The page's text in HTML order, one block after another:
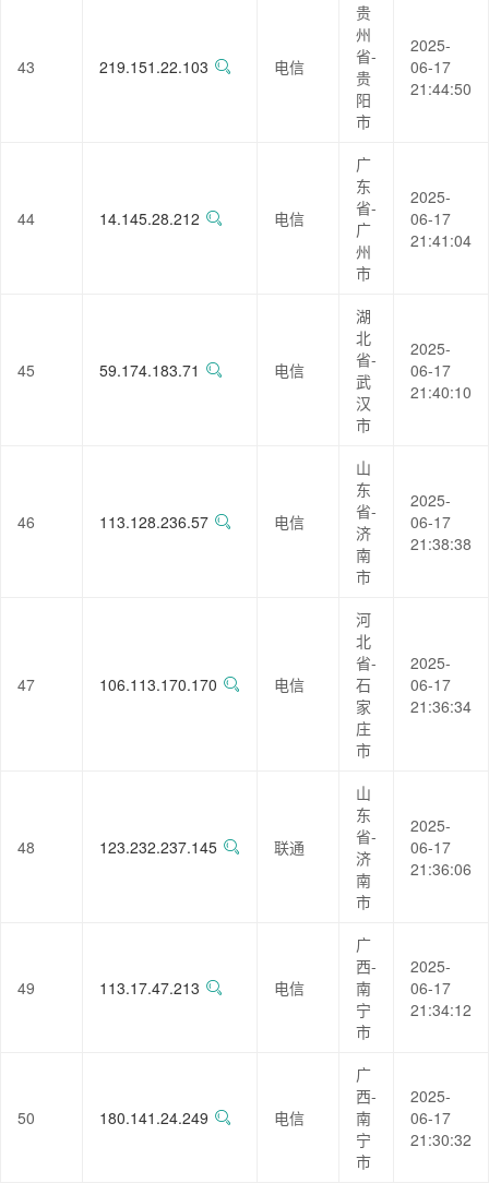
43 219.151.22.103 电信
贵
州
省-
贵
阳
市
2025-
06-17
21:44:50
44 14.145.28.212 电信
广
东
省-
广
州
市
2025-
06-17
21:41:04
45 59.174.183.71 电信
湖
北
省-
武
汉
市
2025-
06-17
21:40:10
46 113.128.236.57 电信
山
东
省-
济
南
市
2025-
06-17
21:38:38
47 106.113.170.170 电信
河
北
省-
石
家
庄
市
2025-
06-17
21:36:34
48 123.232.237.145 联通
山
东
省-
济
南
市
2025-
06-17
21:36:06
49 113.17.47.213 电信
广
西-
南
宁
市
2025-
06-17
21:34:12
50 180.141.24.249 电信
广
西-
南
宁
市
2025-
06-17
21:30:32